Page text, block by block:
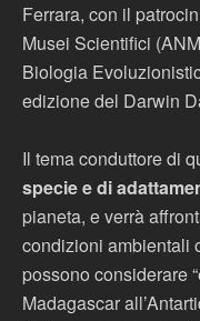
Ferrara, con il
Musei Scientifici
Biologia
edizione del Darwin
Il tema conduttore di
specie e di
pianeta, e verrà
condizioni ambientali
possono considerare
Madagascar